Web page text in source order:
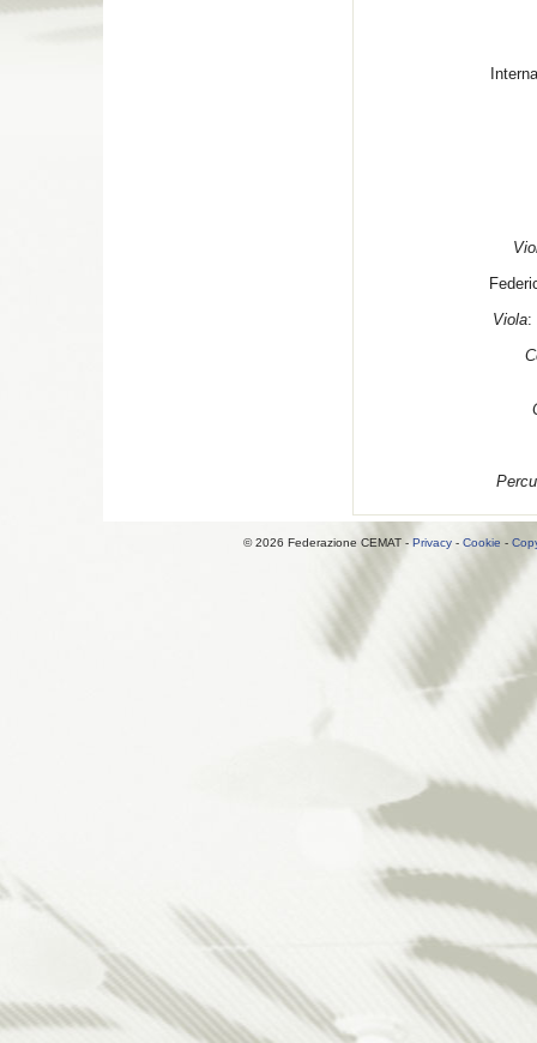
Viola:
C
© 2026 Federazione CEMAT - Privacy - Cookie -